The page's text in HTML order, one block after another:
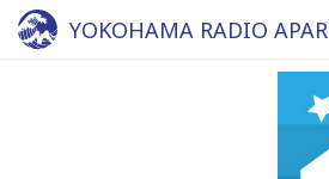
YOKOHAMA RADIO